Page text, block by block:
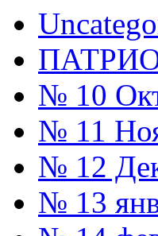
№ 10
№ 11
№ 12
№ 13